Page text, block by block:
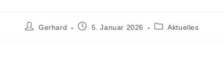
Gerhard 5. Januar 2026 Aktuelles